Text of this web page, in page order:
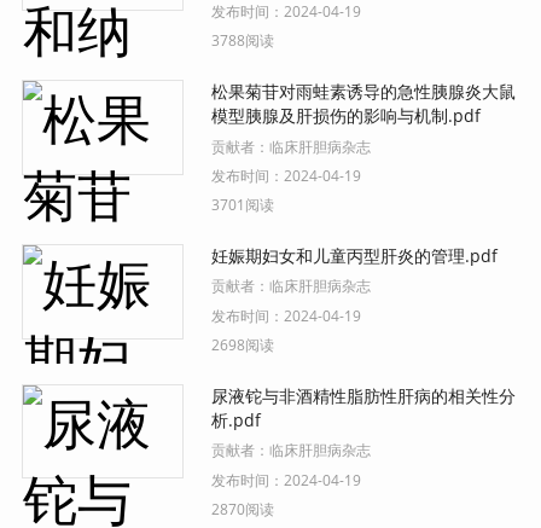
发布时间： 2024-04-19
3788阅读
松果菊苷对雨蛙素诱导的急性胰腺炎大鼠
模型胰腺及肝损伤的影响与机制.pdf
贡献者： 临床肝胆病杂志
发布时间： 2024-04-19
3701阅读
妊娠期妇女和儿童丙型肝炎的管理.pdf
贡献者： 临床肝胆病杂志
发布时间： 2024-04-19
2698阅读
尿液铊与非酒精性脂肪性肝病的相关性分
析.pdf
贡献者： 临床肝胆病杂志
发布时间： 2024-04-19
2870阅读